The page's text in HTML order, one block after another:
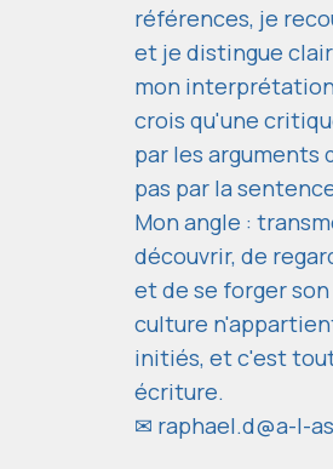
références, je
et je distingue
mon
crois qu'une
par les arguments
pas par la
Mon angle :
découvrir, de
et de se forger
culture
initiés, et c'est
écriture.
✉ raphael.d@a-l-